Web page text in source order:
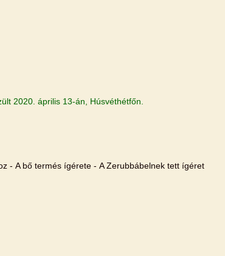
2020. április 13-án, Húsvéthétfőn.
- A bő termés ígérete - A Zerubbábelnek tett ígéret